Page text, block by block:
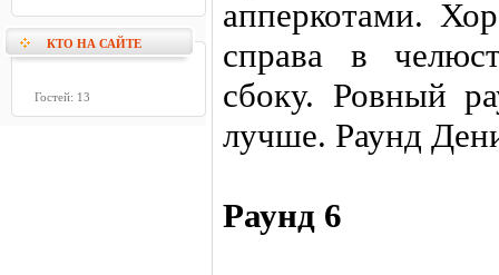
КТО НА САЙТЕ
Гостей: 13
апперкотами.
справа в
сбоку. Ровный
лучше. Раунд
Раунд 6